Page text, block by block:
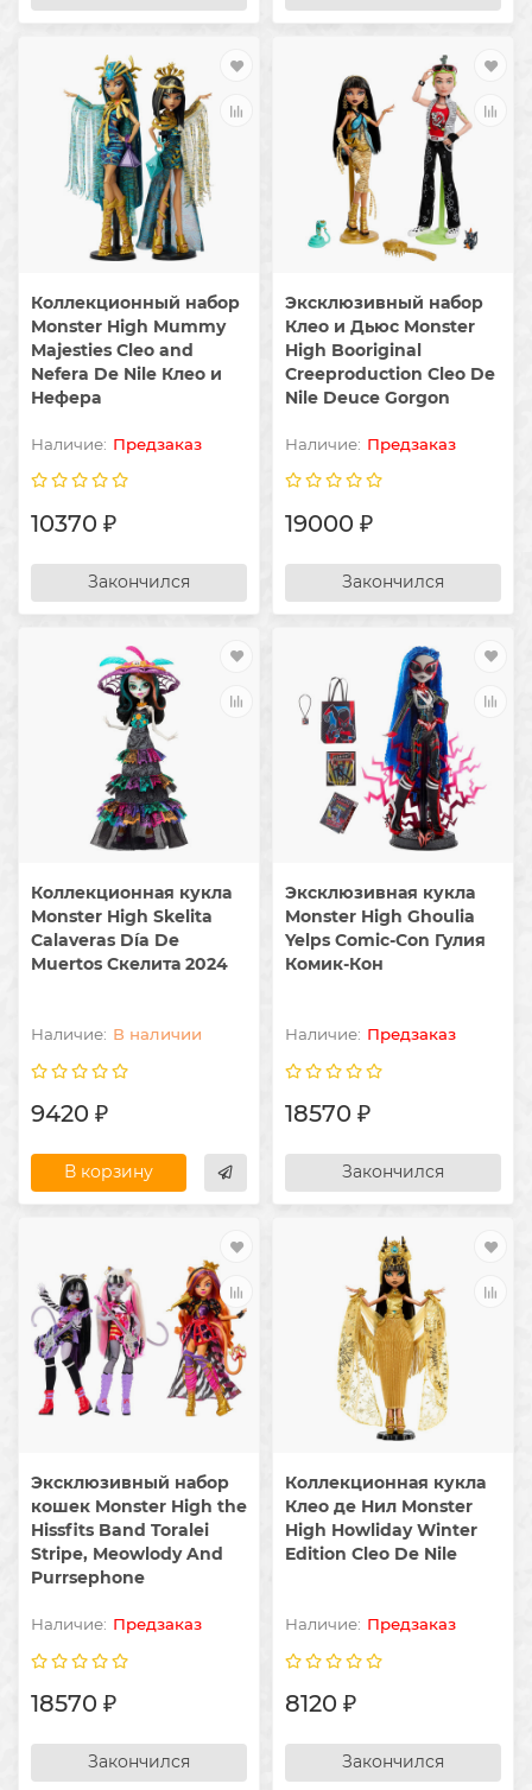
Коллекционный набор
Monster High Mummy
Majesties Cleo and
Nefera De Nile Клео и
Нефера
Предзаказ
10370 ₽
Закончился
Эксклюзивный набор
Клео и Дьюс Monster
High Booriginal
Creeproduction Cleo De
Nile Deuce Gorgon
Предзаказ
19000 ₽
Закончился
Коллекционная кукла
Monster High Skelita
Calaveras Día De
Muertos Скелита 2024
В наличии
9420 ₽
В корзину
Эксклюзивная кукла
Monster High Ghoulia
Yelps Comic-Con Гулия
Комик-Кон
Предзаказ
18570 ₽
Закончился
Эксклюзивный набор
кошек Monster High the
Hissfits Band Toralei
Stripe, Meowlody And
Purrsephone
Предзаказ
18570 ₽
Закончился
Коллекционная кукла
Клео де Нил Monster
High Howliday Winter
Edition Cleo De Nile
Предзаказ
8120 ₽
Закончился